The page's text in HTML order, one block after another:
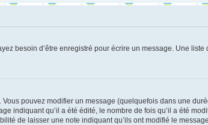
besoin d’être enregistré pour écrire un message. Une
pouvez modifier un message (quelquefois dans une
indiquant qu’il a été édité, le nombre de fois qu’il a été
de laisser une note indiquant qu’ils ont modifié le